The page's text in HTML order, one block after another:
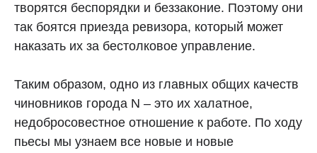
творятся беспорядки и беззаконие. Поэтому они
так боятся приезда ревизора, который может
наказать их за бестолковое управление.
Таким образом, одно из главных общих качеств
чиновников города N – это их халатное,
недобросовестное отношение к работе. По ходу
пьесы мы узнаем все новые и новые